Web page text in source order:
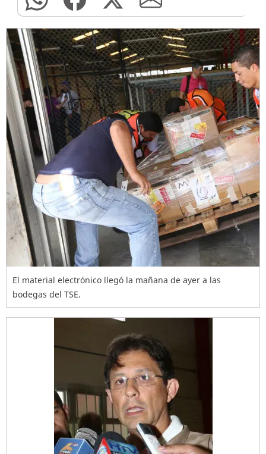
El material electrónico llegó la mañana de ayer a las
bodegas del TSE.